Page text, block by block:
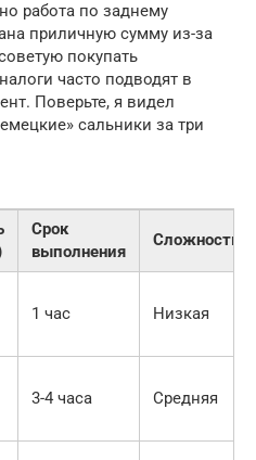
работа по заднему
приличную сумму из-за
покупать
часто подводят в
Поверьте, я видел
сальники за три
Срок
выполнения
Сложность
1 час Низкая
3-4 часа Средняя